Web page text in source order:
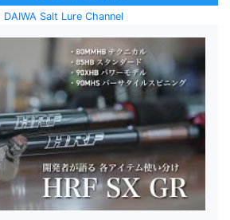
DAIWA Salt Lure Channel